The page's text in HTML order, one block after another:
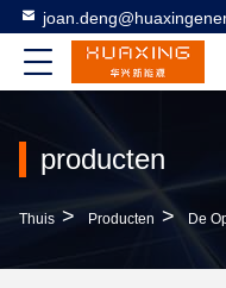
producten
Thuis > Producten > De